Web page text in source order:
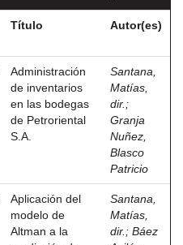
Título Autor(es)
Administración
de inventarios
en las bodegas
de Petroriental
S.A.
Santana,
Matías,
dir. ;
Granja
Nuñez,
Blasco
Patricio
Aplicación del
modelo de
Altman a la
Santana,
Matías,
dir. ; Báez